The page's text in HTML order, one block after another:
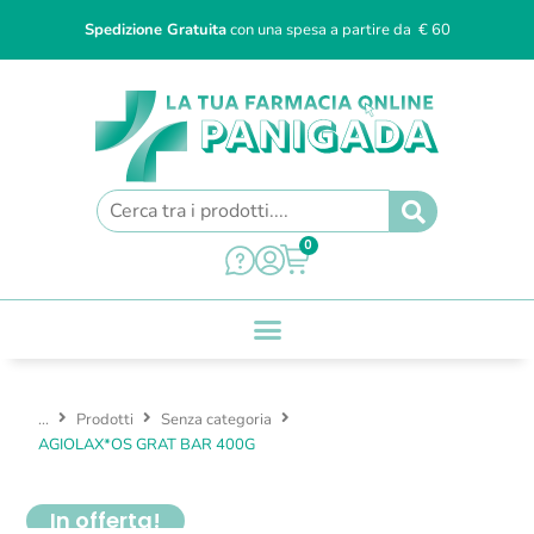
Spedizione Gratuitacon una spesa a partire da € 60
0
... Prodotti
Senza categoria
AGIOLAX*OS GRAT BAR 400G
In offerta!